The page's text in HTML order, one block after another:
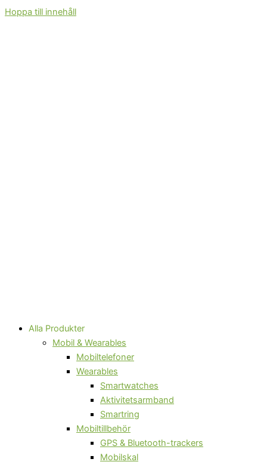
Hoppa till innehåll
Alla Produkter
Mobil & Wearables
Mobiltelefoner
Wearables
Smartwatches
Aktivitetsarmband
Smartring
Mobiltillbehör
GPS & Bluetooth-trackers
Mobilskal